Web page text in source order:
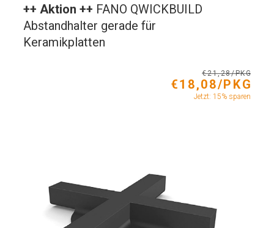
++ Aktion ++ FANO QWICKBUILD
Abstandhalter gerade für
Keramikplatten
€21,28/PKG
€18,08/PKG
Jetzt: 15% sparen